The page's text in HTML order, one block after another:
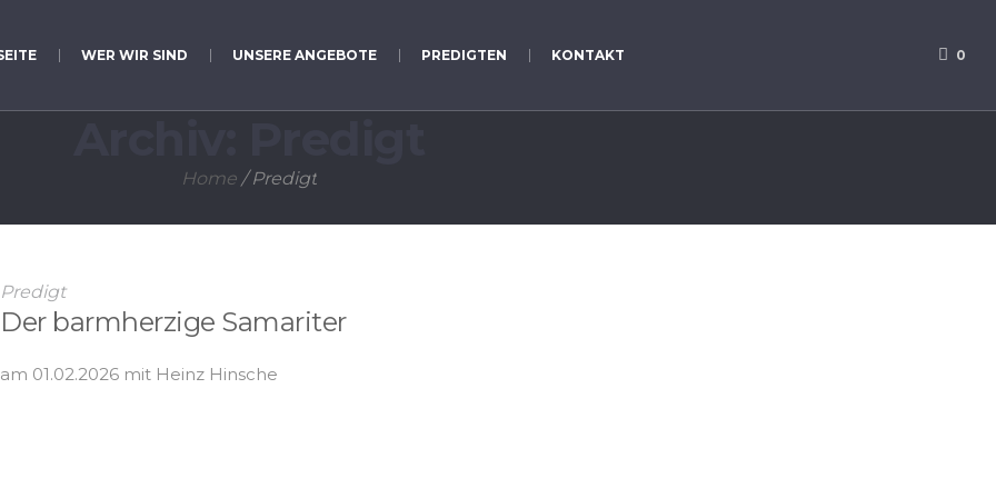
0
WER WIR SIND UNSERE ANGEBOTE PREDIGTEN KONTAKT
Home /Predigt
Predigt
Der barmherzige Samariter
am 01.02.2026 mit Heinz Hinsche